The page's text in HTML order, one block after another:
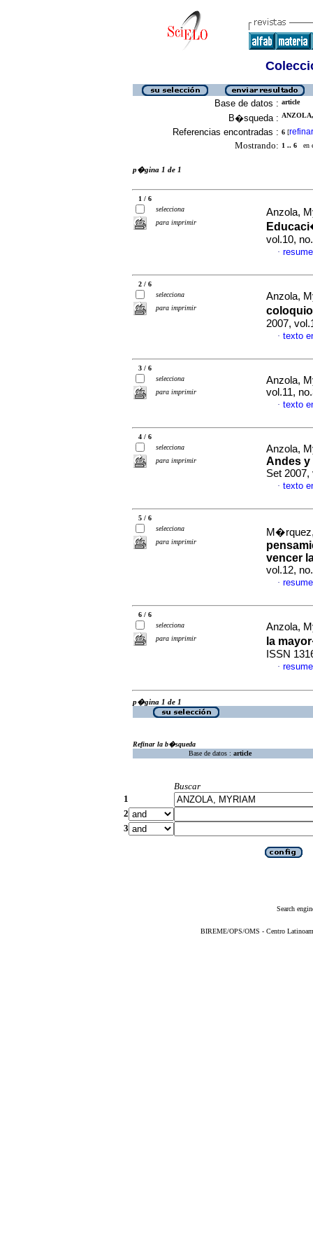
Base de datos : article
B�squeda :
Referencias encontradas : 6 [refinar
Mostrando: 1 .. 6 en
p�gina 1 de 1
1 / 6
selecciona
para imprimir
Anzola,
vol.10,
·
2 / 6
selecciona
para imprimir
Anzola,
2007,
· texto
3 / 6
selecciona
para imprimir
Anzola,
vol.11,
· texto
4 / 6
selecciona
para imprimir
Anzola,
Andes y
Set 2007,
· texto
5 / 6
selecciona
para imprimir
vencer
vol.12,
·
6 / 6
selecciona
para imprimir
Anzola,
la
ISSN
·
p�gina 1 de 1
Refinar la b�squeda
Base de datos : article
Buscar
1
2
3
Search
BIREME/OPS/OMS - Centro